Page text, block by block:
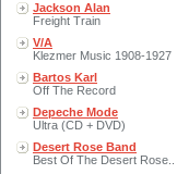
Jackson Alan
Freight Train
V/A
Klezmer Music 1908-1927
Bartos Karl
Off The Record
Depeche Mode
Ultra (CD + DVD)
Desert Rose Band
Best Of The Desert Rose..